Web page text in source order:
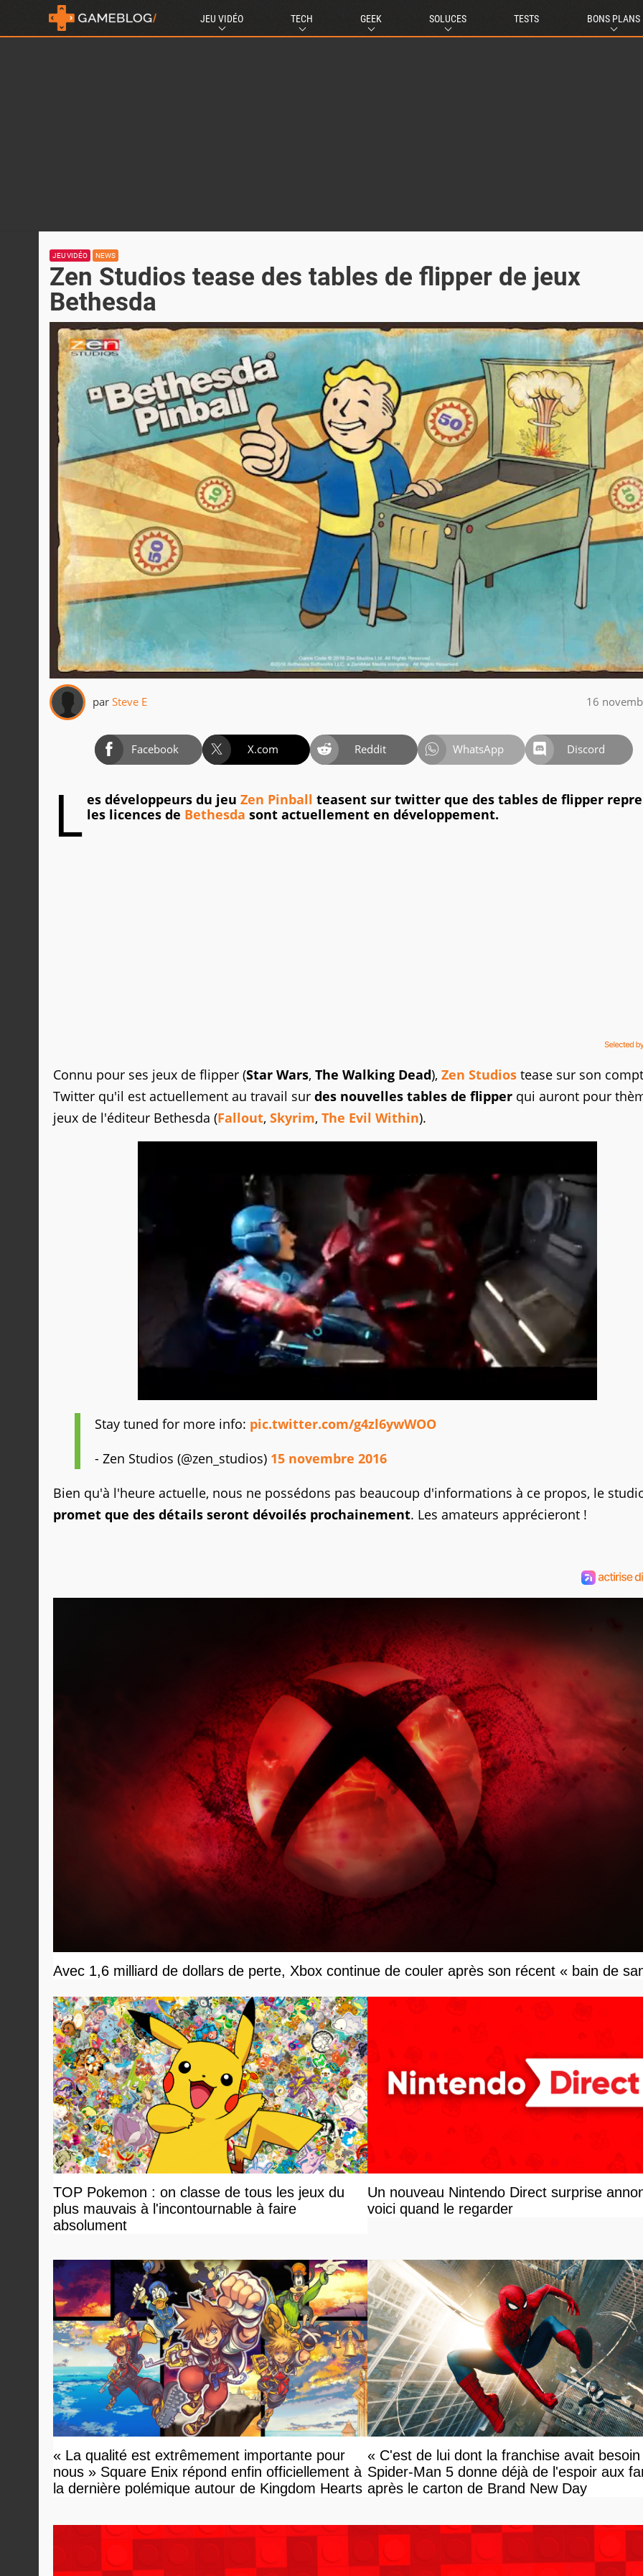
JEU VIDÉO TECH GEEK SOLUCES TESTS BONS PLANS
JEU VIDÉO NEWS
Zen Studios tease des tables de flipper de jeux
Bethesda
par Steve E 16
Facebook X.com Reddit WhatsApp Discord
L es développeurs du jeu Zen Pinball teasent sur twitter que des tables de flipper
les licences de Bethesda sont actuellement en développement.
Connu pour ses jeux de flipper (Star Wars, The Walking Dead), Zen Studios tease sur son
Twitter qu'il est actuellement au travail sur des nouvelles tables de flipper qui auront pour
jeux de l'éditeur Bethesda (Fallout, Skyrim, The Evil Within).
Stay tuned for more info: pic.twitter.com/g4zl6ywWOO
- Zen Studios (@zen_studios) 15 novembre 2016
Bien qu'à l'heure actuelle, nous ne possédons pas beaucoup d'informations à ce propos, le
promet que des détails seront dévoilés prochainement. Les amateurs apprécieront !
Avec 1,6 milliard de dollars de perte, Xbox continue de couler après son récent « bain de
TOP Pokemon : on classe de tous les jeux du
plus mauvais à l'incontournable à faire
absolument
Un nouveau Nintendo Direct surprise
voici quand le regarder
« La qualité est extrêmement importante pour
nous » Square Enix répond enfin officiellement à
la dernière polémique autour de Kingdom Hearts
« C'est de lui dont la franchise avait
Spider-Man 5 donne déjà de l'espoir aux
après le carton de Brand New Day